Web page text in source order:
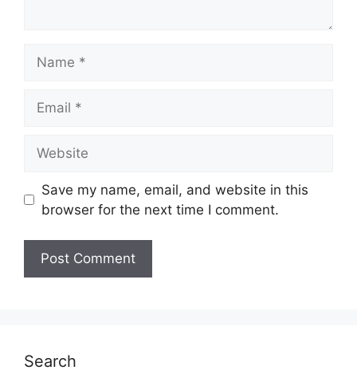
Save my name, email, and website in this
browser for the next time I comment.
Search